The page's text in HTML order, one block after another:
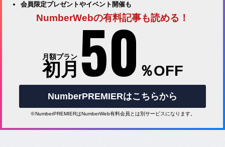
会員限定プレゼントやイベント開催も
NumberWebの有料記事も読める！
月額プラン
初月 50 ％OFF
NumberPREMIERはこちらから
※NumberPREMIERはNumberWeb有料会員とは別サービスになります。